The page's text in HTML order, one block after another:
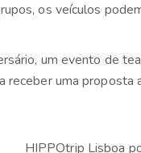
os veículos
um evento de
receber uma